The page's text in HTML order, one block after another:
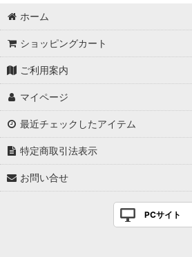
ホーム
ショッピングカート
ご利用案内
マイページ
最近チェックしたアイテム
特定商取引法表示
お問い合せ
PCサイト